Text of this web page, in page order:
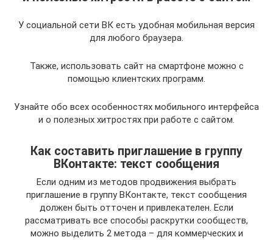
У социальной сети ВК есть удобная мобильная версия
для любого браузера.
Также, использовать сайт на смартфоне можно с
помощью клиентских программ.
Узнайте обо всех особенностях мобильного интерфейса
и о полезных хитростях при работе с сайтом.
Как составить приглашение в группу
ВКонтакте: текст сообщения
Если одним из методов продвижения выбрать
приглашение в группу ВКонтакте, текст сообщения
должен быть отточен и привлекателен. Если
рассматривать все способы раскрутки сообществ,
можно выделить 2 метода – для коммерческих и